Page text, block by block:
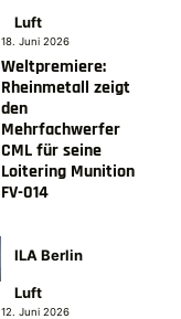
Luft
18. Juni 2026
Weltpremiere:
Rheinmetall zeigt
den
Mehrfachwerfer
CML für seine
Loitering Munition
FV-014
ILA Berlin
Luft
12. Juni 2026